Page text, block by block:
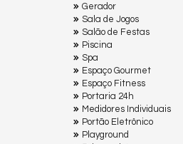
Gerador
Sala de Jogos
Salão de Festas
Piscina
Spa
Espaço Gourmet
Espaço Fitness
Portaria 24h
Medidores Individuais
Portão Eletrônico
Playground